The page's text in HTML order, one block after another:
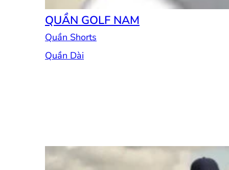
QUẦN GOLF NAM
Quần Shorts
Quần Dài